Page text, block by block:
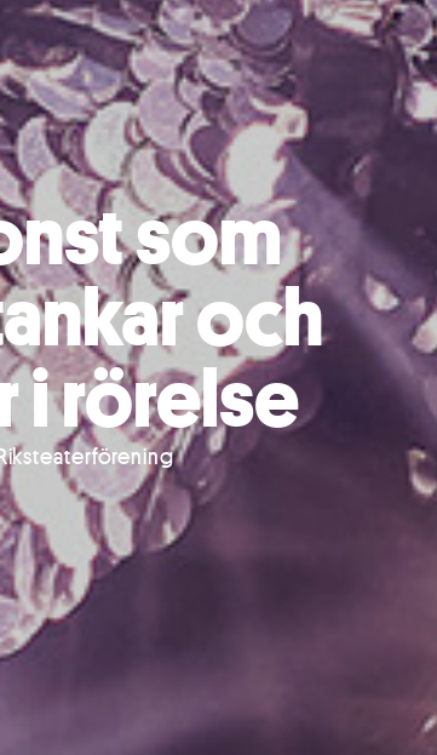
som
och
i rörelse